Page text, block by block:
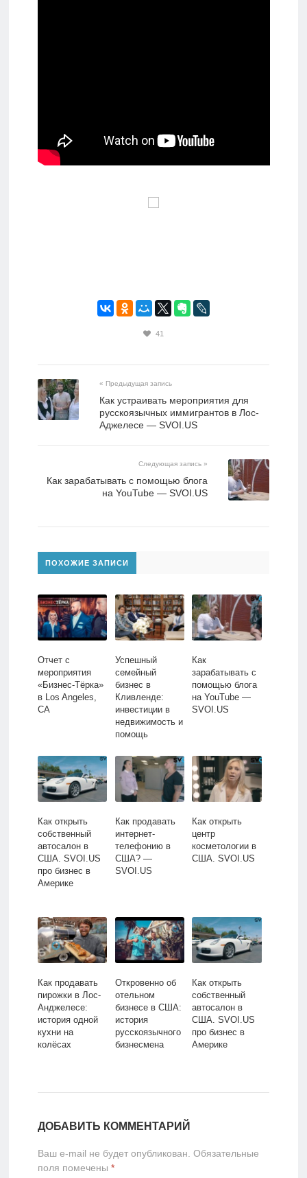
41
« Предыдущая запись
Как устраивать мероприятия для
русскоязычных иммигрантов в Лос-
Аджелесе — SVOI.US
Следующая запись »
Как зарабатывать с помощью блога
на YouTube — SVOI.US
ПОХОЖИЕ ЗАПИСИ
Отчет с
мероприятия
«Бизнес-Тёрка»
в Los Angeles,
CA
Успешный
семейный
бизнес в
Кливленде:
инвестиции в
недвижимость и
помощь
SVOI.us
Как
зарабатывать с
помощью блога
на YouTube —
SVOI.US
Как открыть
собственный
автосалон в
США. SVOI.US
про бизнес в
Америке
Как продавать
интернет-
телефонию в
США? —
SVOI.US
Как открыть
центр
косметологии в
США. SVOI.US
Как продавать
пирожки в Лос-
Анджелесе:
история одной
кухни на
колёсах
Откровенно об
отельном
бизнесе в США:
история
русскоязычного
бизнесмена
Как открыть
собственный
автосалон в
США. SVOI.US
про бизнес в
Америке
ДОБАВИТЬ КОММЕНТАРИЙ
Ваш e-mail не будет опубликован. Обязательные
поля помечены *